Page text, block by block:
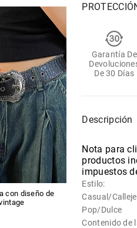
con diseño de
Garantía De
De 30 Días
Descripción
Nota para
productos
impuestos
Estilo:
Casual/
Pop/Dulce
Contenido de